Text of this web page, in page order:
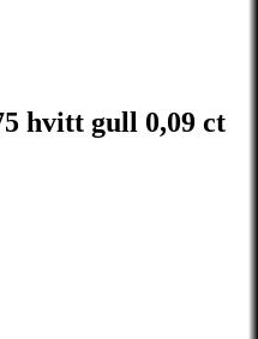
hvitt gull 0,09 ct